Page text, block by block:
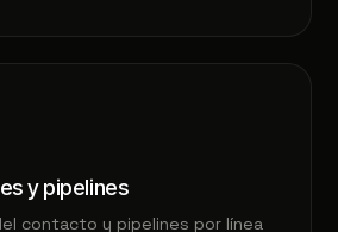
y pipelines
contacto y pipelines por línea